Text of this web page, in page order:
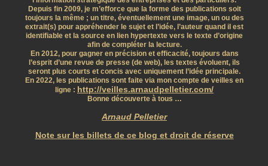
Depuis fin 2009, je m’efforce que la forme des publications soit
toujours la même ; un titre, éventuellement une image, un ou des
extrait(s) pour appréhender le sujet et l’idée, l’auteur quand il est
identifiable et la source en lien hypertexte vers le texte d’origine
afin de compléter la lecture.
En 2012, pour gagner en précision et efficacité, toujours dans
l’esprit d’une revue de presse (de web), les textes évoluent, ils
seront plus courts et concis avec uniquement l’idée principale.
En 2022, les publications sont faite via mon compte de veilles en
ligne : http://veilles.arnaudpelletier.com/
Bonne découverte à tous …
Arnaud Pelletier
Note sur les billets de ce blog et droit de réserve